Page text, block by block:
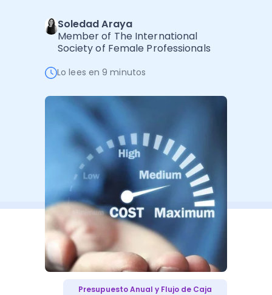
Administración Empresarial
Software Factura y Administración
Autores
Soledad Araya
Member of The International
Society of Female Professionals
Lo lees en 9 minutos
Presupuesto Anual y Flujo de Caja